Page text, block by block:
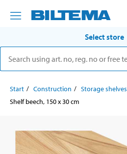
Select store
Start Construction Storage shelves
Shelf beech, 150 x 30 cm